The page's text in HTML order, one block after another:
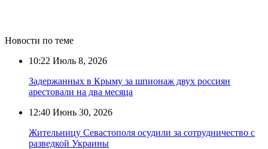
Новости по теме
10:22 Июль 8, 2026
Задержанных в Крыму за шпионаж двух россиян
арестовали на два месяца
12:40 Июнь 30, 2026
Жительницу Севастополя осудили за сотрудничество с
разведкой Украины